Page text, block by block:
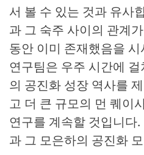
서 볼 수 있는 것과 유사
과 그 숙주 사이의 관계
동안 이미 존재했음을 시
연구팀은 우주 시간에
의 공진화 성장 역사를
고 더 큰 규모의 먼 퀘이
연구를 계속할 것입니다
과 그 모은하의 공진화